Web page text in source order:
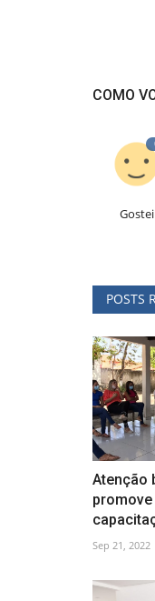
COMO
Gostei
POSTS
Atenção
Sep 21, 2022